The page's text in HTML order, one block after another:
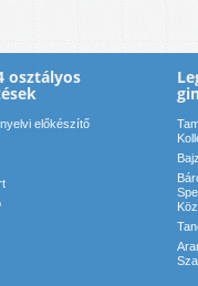
osztályos
előkészítő